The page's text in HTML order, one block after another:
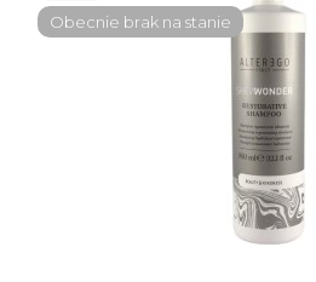
Obecnie brak na stanie